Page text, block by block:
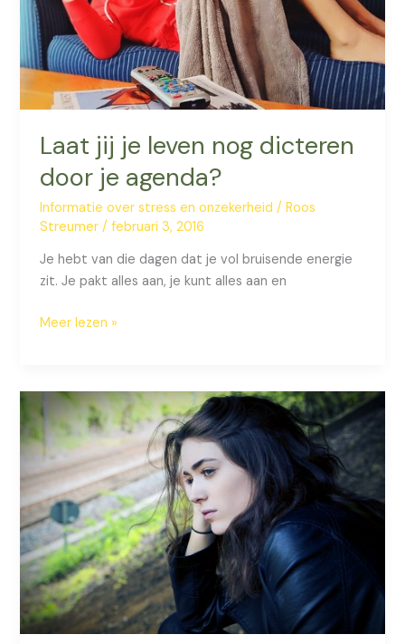
Laat jij je leven nog dicteren
door je agenda?
Informatie over stress en onzekerheid /Roos
Streumer/februari 3, 2016
Je hebt van die dagen dat je vol bruisende energie
zit. Je pakt alles aan, je kunt alles aan en
Laat
leven
nog
dicteren
door
je
agenda?
Meer lezen »